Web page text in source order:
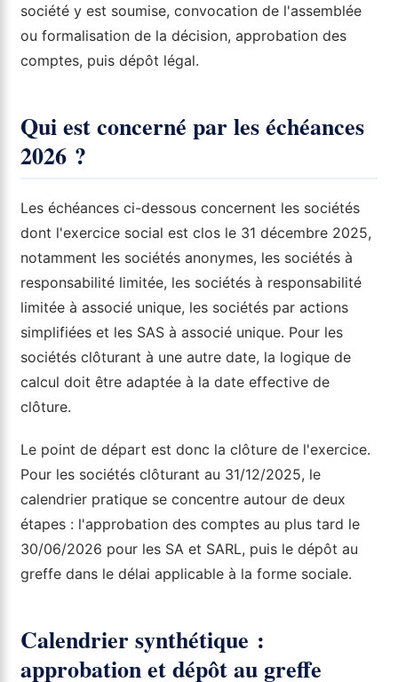
société y est soumise, convocation de l'assemblée
ou formalisation de la décision, approbation des
comptes, puis dépôt légal.
Qui est concerné par les échéances
2026 ?
Les échéances ci-dessous concernent les sociétés
dont l'exercice social est clos le 31 décembre 2025,
notamment les sociétés anonymes, les sociétés à
responsabilité limitée, les sociétés à responsabilité
limitée à associé unique, les sociétés par actions
simplifiées et les SAS à associé unique. Pour les
sociétés clôturant à une autre date, la logique de
calcul doit être adaptée à la date effective de
clôture.
Le point de départ est donc la clôture de l'exercice.
Pour les sociétés clôturant au 31/12/2025, le
calendrier pratique se concentre autour de deux
étapes : l'approbation des comptes au plus tard le
30/06/2026 pour les SA et SARL, puis le dépôt au
greffe dans le délai applicable à la forme sociale.
Calendrier synthétique :
approbation et dépôt au greffe